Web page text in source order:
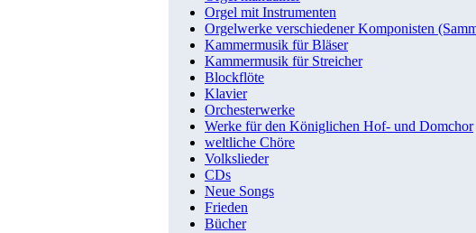
Orgel mit Instrumenten
Orgelwerke verschiedener Komponisten
Kammermusik für Bläser
Kammermusik für Streicher
Blockflöte
Klavier
Orchesterwerke
Werke für den Königlichen Hof- und Domchor
weltliche Chöre
Volkslieder
CDs
Neue Songs
Frieden
Bücher